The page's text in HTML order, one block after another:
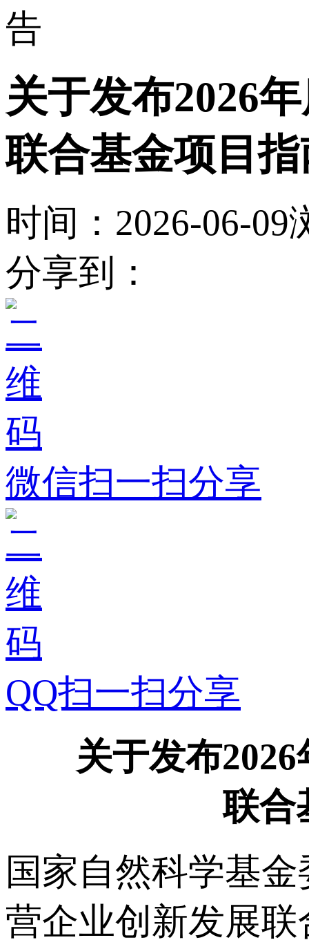
告
关于发布2026
联合基金项目
时间：2026-06-09
分享到：
微信扫一扫分享
QQ扫一扫分享
关于发布
联合
国家自然科学基
营企业创新发展